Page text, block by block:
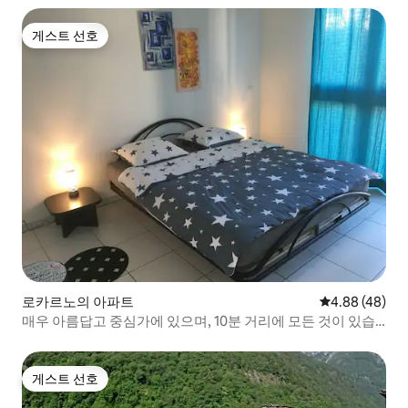
게스트 선호
게스트 선호
로카르노의 아파트 평점 4.88점(5
4.88 (48)
매우 아름답고 중심가에 있으며, 10분 거리에 모든 것이 있습
게스트 선호
게스트 선호